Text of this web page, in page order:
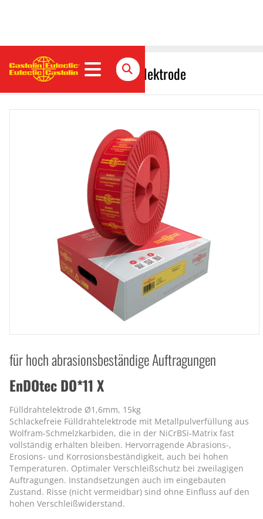
EnDOtec DO*11 Fülldrahtelektrode
für hoch abrasionsbeständige Auftragungen
EnDOtec DO*11 X
Fülldrahtelektrode Ø1,6mm, 15kg
Schlackefreie Fülldrahtelektrode mit Metallpulverfüllung aus
Wolfram-Schmelzkarbiden, die in der NiCrBSi-Matrix fast
vollständig erhalten bleiben. Hervorragende Abrasions-,
Erosions- und Korrosionsbeständigkeit, auch bei hohen
Temperaturen. Optimaler Verschleißschutz bei zweilagigen
Auftragungen. Instandsetzungen auch im eingebauten
Zustand. Risse (nicht vermeidbar) sind ohne Einfluss auf den
hohen Verschleißwiderstand.